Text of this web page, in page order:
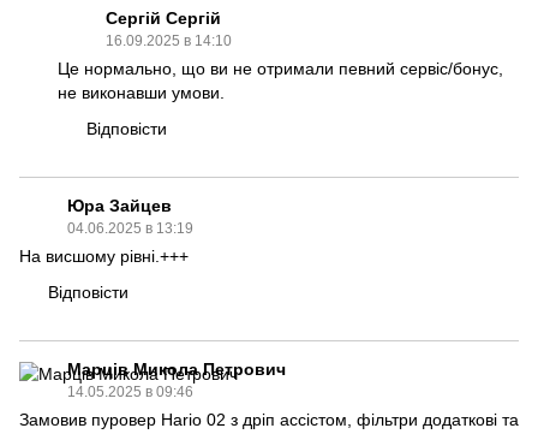
Сергій Сергій
16.09.2025 в 14:10
Це нормально, що ви не отримали певний сервіс/бонус,
не виконавши умови.
Відповісти
Юра Зайцев
04.06.2025 в 13:19
На висшому рівні.+++
Відповісти
Марців Микола Петрович
14.05.2025 в 09:46
Замовив пуровер Hario 02 з дріп ассістом, фільтри додаткові та